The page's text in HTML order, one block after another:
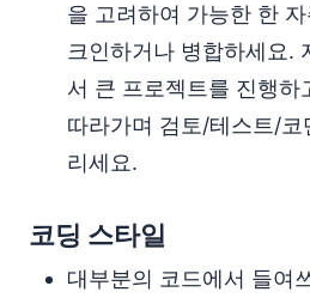
을 고려하여 가능한 한
크인하거나 병합하세요.
서 큰 프로젝트를 진행하
따라가며 검토/테스트/
리세요.
코딩 스타일
대부분의 코드에서 들여